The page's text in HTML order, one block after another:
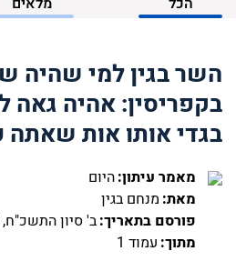
השר בגין למי שהיה
בקפריסין: אהיה גאה
בגדי אותו אות שאתה
מאמר עיתון:היום
מאת: מנחם בגין
פורסם בתאריך:ב' סיון התשכ"ח, 29 במאי 1968
מתוך: עמוד 1